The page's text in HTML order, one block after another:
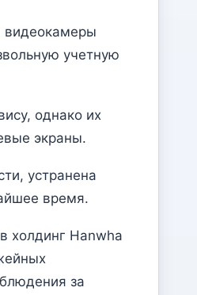
видеокамеры
учетную
однако их
экраны.
устранена
время.
холдинг Hanwha
за